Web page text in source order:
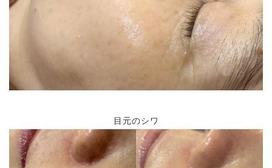
目元のシワ